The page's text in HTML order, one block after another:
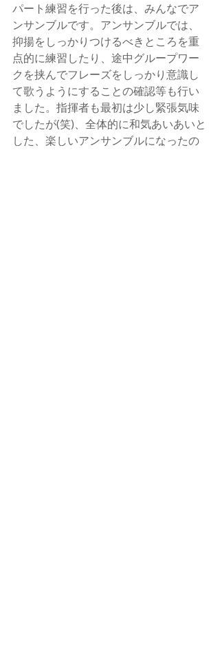
パート練習を行った後は、みんなでア
ンサンブルです。アンサンブルでは、
抑揚をしっかりつけるべきところを重
点的に練習したり、途中グループワー
クを挟んでフレーズをしっかり意識し
て歌うようにすることの確認等も行い
ました。指揮者も最初は少し緊張気味
でしたが(笑)、全体的に和気あいあいと
した、楽しいアンサンブルになったの